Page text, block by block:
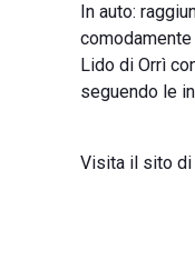
In auto:
Lido di Orrì
seguendo le
Visita il sito di